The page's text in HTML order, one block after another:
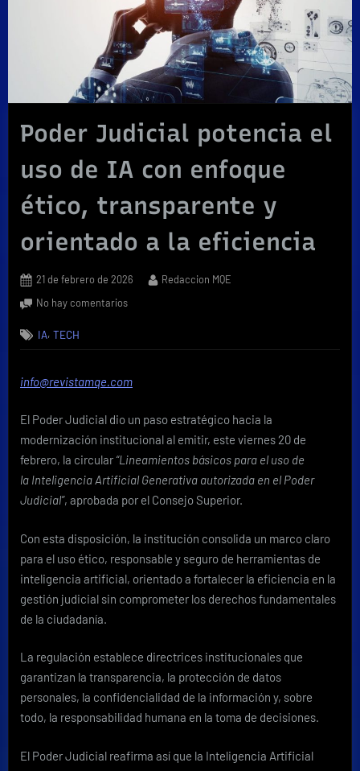
Poder Judicial potencia el
uso de IA con enfoque
ético, transparente y
orientado a la eficiencia
Posted
21 de febrero de 2026 By
Redaccion MQE
No hay comentariosen
el
de
con
enfoque
ético,
y
orientado
la
eficiencia
IA,TECH
info@revistamqe.com
El Poder Judicial dio un paso estratégico hacia la
modernización institucional al emitir, este viernes 20 de
febrero, la circular “Lineamientos básicos para el uso de
la Inteligencia Artificial Generativa autorizada en el Poder
Judicial”, aprobada por el Consejo Superior.
Con esta disposición, la institución consolida un marco claro
para el uso ético, responsable y seguro de herramientas de
inteligencia artificial, orientado a fortalecer la eficiencia en la
gestión judicial sin comprometer los derechos fundamentales
de la ciudadanía.
La regulación establece directrices institucionales que
garantizan la transparencia, la protección de datos
personales, la confidencialidad de la información y, sobre
todo, la responsabilidad humana en la toma de decisiones.
El Poder Judicial reafirma así que la Inteligencia Artificial